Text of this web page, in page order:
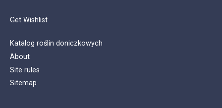
Get Wishlist
Katalog roślin doniczkowych
About
Site rules
Sitemap